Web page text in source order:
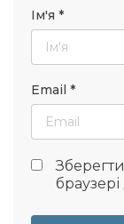
Ім'я *
Email *